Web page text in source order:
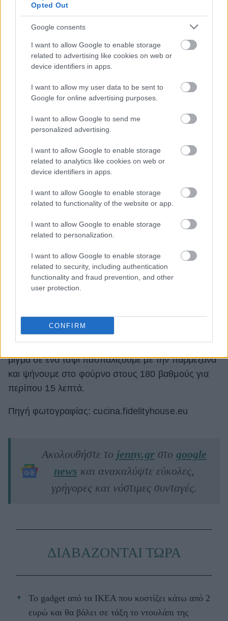
Opted Out
Google consents
I want to allow Google to enable storage
related to advertising like cookies on web or
device identifiers in apps.
I want to allow my user data to be sent to
Google for online advertising purposes.
I want to allow Google to send me
personalized advertising.
I want to allow Google to enable storage
related to analytics like cookies on web or
device identifiers in apps.
I want to allow Google to enable storage
related to functionality of the website or app.
I want to allow Google to enable storage
related to personalization.
I want to allow Google to enable storage
related to security, including authentication
functionality and fraud prevention, and other
user protection.
CONFIRM
Μόλις το ρύζι μαγειρευτεί εντελώς, σβήνουμε τη
φωτιά και προσθέτουμε τα μανιτάρια και τη
μοτσαρέλα και ανακατεύουμε καλά. Ρίχνουμε το
μίγμα σε ένα ταψί πασπαλίζουμε με την παρμεζάνα
και ψήνουμε στο φούρνο στους 180 βαθμούς για
περίπου 15 λεπτά.
Πηγή φωτογραφίας: cucina.fidelityhouse.eu
Ακολουθήστε το jenny.grστο google
news και ανακαλύψτε εύκολες,
γρήγορες και νόστιμες συνταγές.
ΔΙΑΒΑΖΟΝΤΑΙ ΤΩΡΑ
Το gadget από τα IKEA που κοστίζει κάτω από 2
ευρώ και θα βάλει σε τάξη το ντουλάπι της